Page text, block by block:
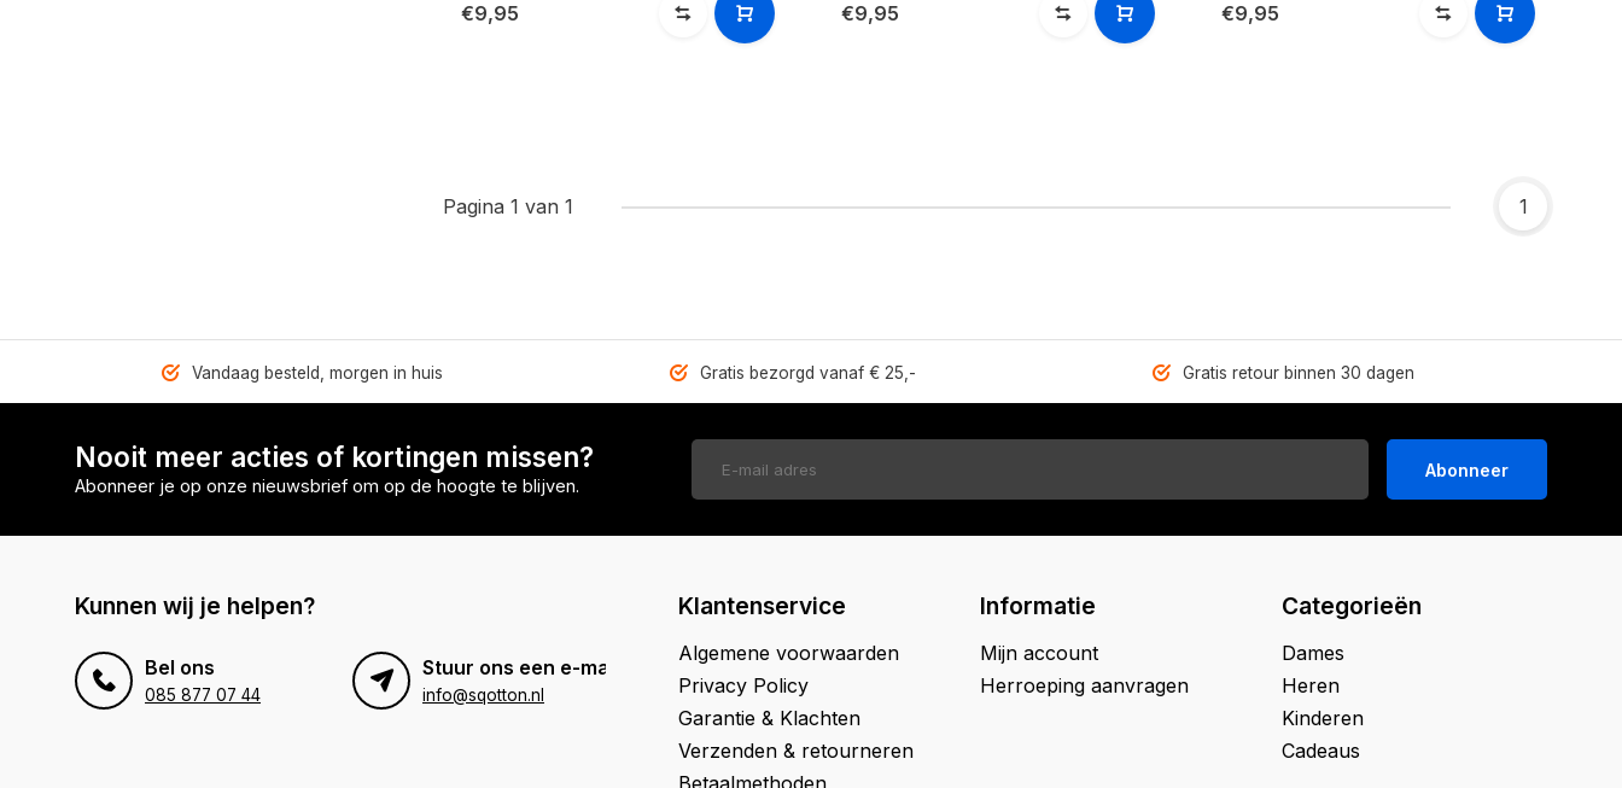
€9,95
€9,95
€9,95
Pagina 1 van 1 1
Vandaag besteld, morgen in huis Gratis bezorgd vanaf € 25,- Gratis retour binnen 30 dagen
Nooit meer acties of kortingen missen?
Abonneer je op onze nieuwsbrief om op de hoogte te blijven.
Abonneer
Kunnen wij je helpen?
Bel ons
085 877 07 44
Stuur ons een e-mail
info@sqotton.nl
Klantenservice
Algemene voorwaarden
Privacy Policy
Garantie & Klachten
Verzenden & retourneren
Betaalmethoden
Informatie
Mijn account
Herroeping aanvragen
Categorieën
Dames
Heren
Kinderen
Cadeaus